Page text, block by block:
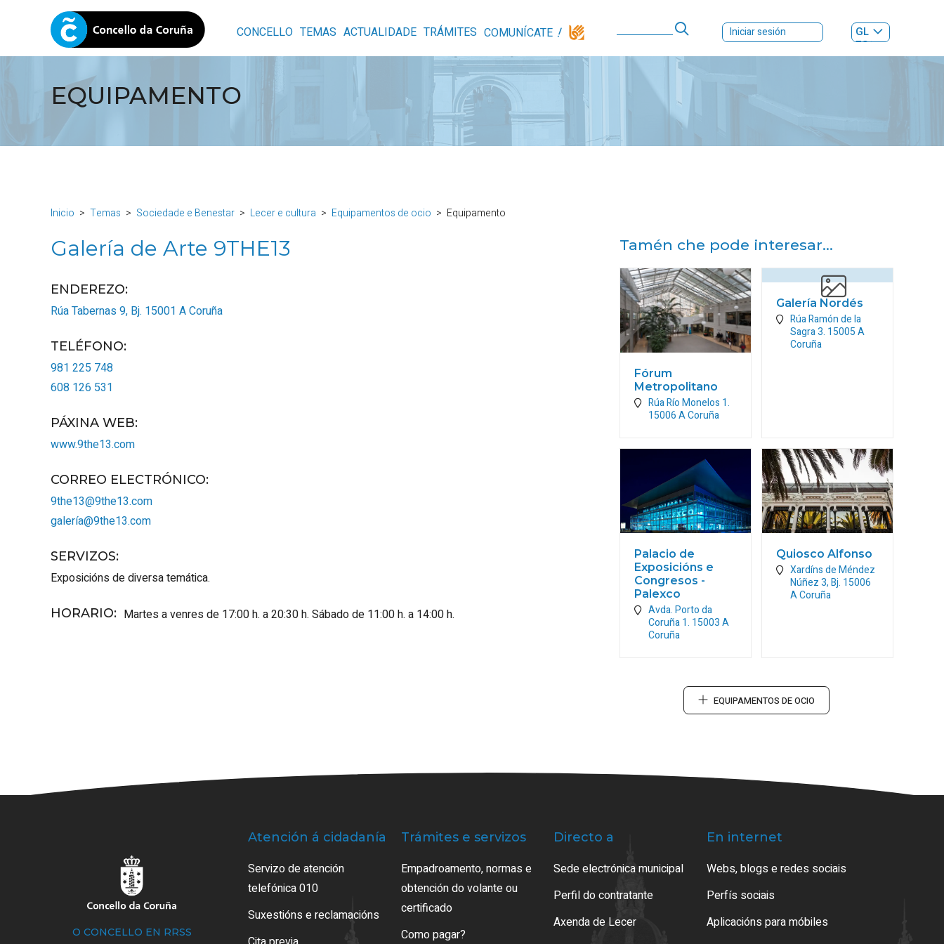
CONCELLO TEMAS ACTUALIDADE TRÁMITES COMUNÍCATE Iniciar sesión
GL
ES|
EQUIPAMENTO
Inicio Temas Sociedade e Benestar Lecer e cultura Equipamentos de ocio Equipamento
Galería de Arte 9THE13
ENDEREZO:
Rúa Tabernas 9, Bj. 15001 A Coruña
TELÉFONO:
981 225 748
608 126 531
PÁXINA WEB:
www.9the13.com
CORREO ELECTRÓNICO:
9the13@9the13.com
galería@9the13.com
SERVIZOS:
Exposicións de diversa temática.
HORARIO: Martes a venres de 17:00 h. a 20:30 h. Sábado de 11:00 h. a 14:00 h.
Tamén che pode interesar...
Fórum
Metropolitano
Rúa Río Monelos 1.
15006A Coruña
Galería Nordés
Rúa Ramón de la
Sagra 3. 15005A
Coruña
Palacio de
Exposicións e
Congresos -
Palexco
Avda. Porto da
Coruña 1. 15003A
Coruña
Quiosco Alfonso
Xardíns de Méndez
Núñez 3, Bj. 15006
A Coruña
EQUIPAMENTOS DE OCIO
O CONCELLO EN RRSS
Atención á cidadanía
Servizo de atención
telefónica 010
Suxestións e reclamacións
Trámites e servizos
Empadroamento, normas e
obtención do volante ou
certificado
Como pagar?
Directo a
Sede electrónica municipal
Perfil do contratante
Axenda de Lecer
En internet
Webs, blogs e redes sociais
Perfís sociais
Aplicacións para móbiles